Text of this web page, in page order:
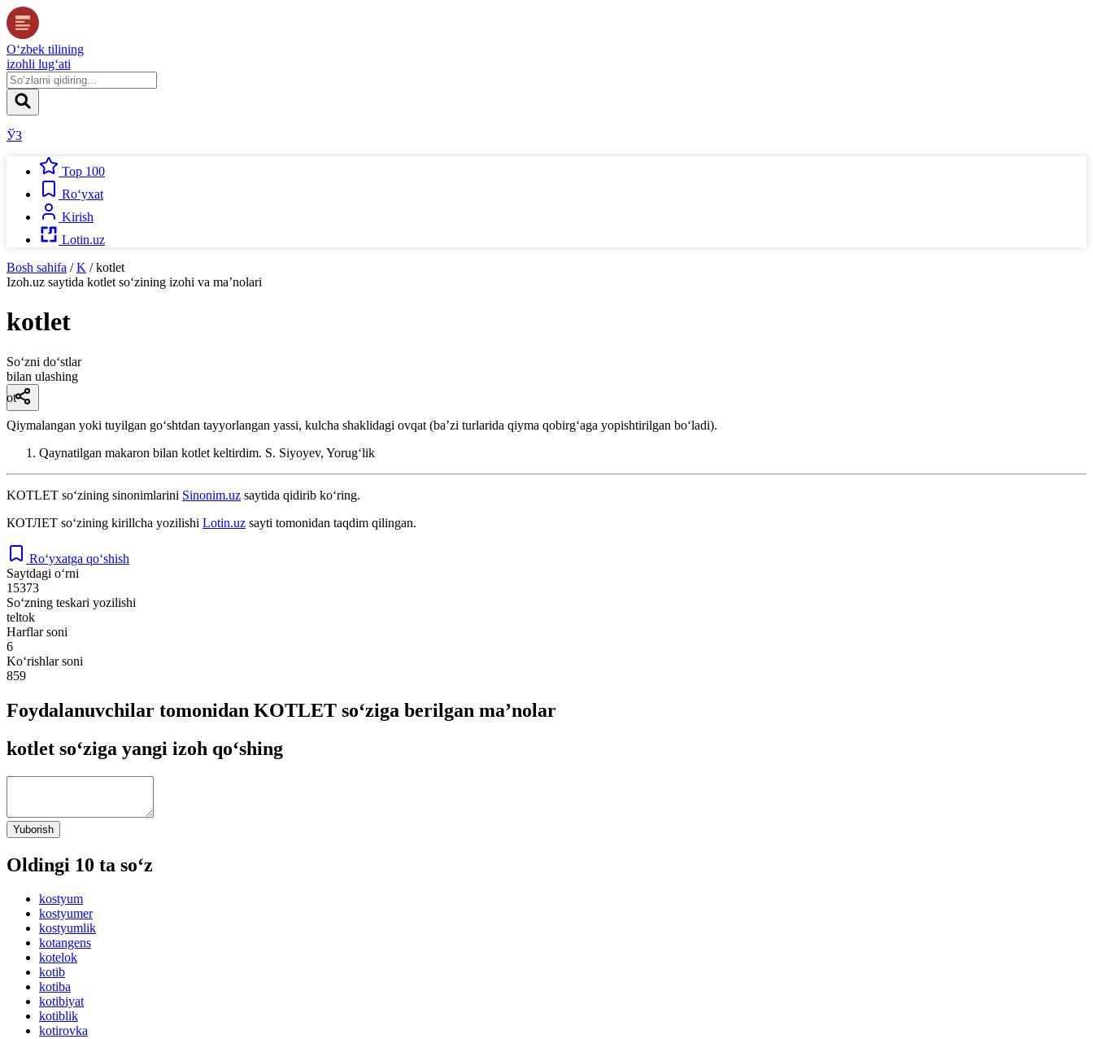
O‘zbek tilining
izohli lug‘ati
ЎЗ
Top 100
Ro‘yxat
Kirish
Lotin.uz
Bosh sahifa / K / kotlet
Izoh.uz saytida kotlet so‘zining izohi va ma’nolari
kotlet
So‘zni do‘stlar
bilan ulashing
ot
Qiymalangan yoki tuyilgan goʻshtdan tayyorlangan yassi, kulcha shaklidagi ovqat (baʼzi turlarida qiyma qobirgʻaga yopishtirilgan boʻladi).
Qaynatilgan makaron bilan kotlet keltirdim. S. Siyoyev, Yorugʻlik
KOTLET so‘zining sinonimlarini Sinonim.uz saytida qidirib ko‘ring.
КОТЛЕТ so‘zining kirillcha yozilishi Lotin.uz sayti tomonidan taqdim qilingan.
Ro‘yxatga qo‘shish
Saytdagi o‘rni
15373
So‘zning teskari yozilishi
teltok
Harflar soni
6
Ko‘rishlar soni
859
Foydalanuvchilar tomonidan KOTLET so‘ziga berilgan ma’nolar
kotlet so‘ziga yangi izoh qo‘shing
Yuborish
Oldingi 10 ta so‘z
kostyum
kostyumer
kostyumlik
kotangens
kotelok
kotib
kotiba
kotibiyat
kotiblik
kotirovka